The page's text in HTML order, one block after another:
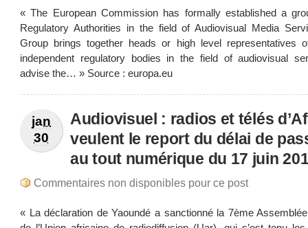
« The European Commission has formally established a
Regulatory Authorities in the field of Audiovisual Media
Group brings together heads or high level representatives
independent regulatory bodies in the field of audiovisual
advise the… » Source : europa.eu
jan
30
Audiovisuel : radios et télés
veulent le report du délai de
au tout numérique du 17 juin
Commentaires non disponibles pour ce post
« La déclaration de Yaoundé a sanctionné la 7ème